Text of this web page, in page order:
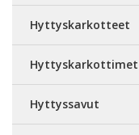
Hyttyskarkotteet
Hyttyskarkottimet
Hyttyssavut